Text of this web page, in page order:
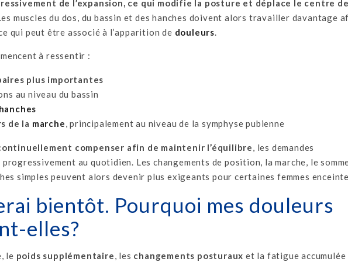
de l’expansion, ce qui modifie la posture et déplace le centre de
muscles du dos, du bassin et des hanches doivent alors travailler davantage
qui peut être associé à l’apparition de douleurs.
à ressentir :
plus importantes
au niveau du bassin
de la marche, principalement au niveau de la symphyse pubienne
compenser afin de maintenir l’équilibre, les demandes
au quotidien. Les changements de position, la marche, le
simples peuvent alors devenir plus exigeants pour certaines femmes
bientôt. Pourquoi mes douleurs
elles?
le poids supplémentaire, les changements posturaux et la fatigue accumulée